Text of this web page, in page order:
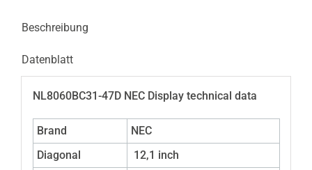
Beschreibung
Datenblatt
NL8060BC31-47D NEC Display technical data
Brand
NEC
Diagonal
12,1 inch